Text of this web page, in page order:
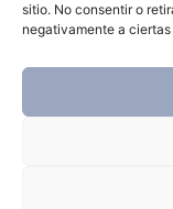
sitio. No consentir o
negativamente a